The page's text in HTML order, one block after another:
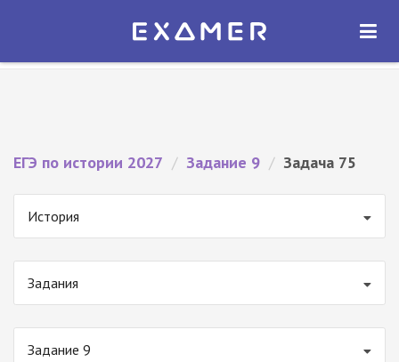
Экзамер — ЕГЭ 2027
ОТКРЫТЬ
ЕГЭ по истории 2027 / Задание 9 / Задача 75
История
Задания
Задание 9